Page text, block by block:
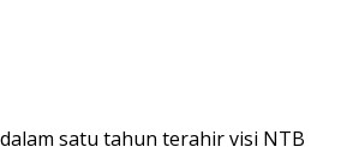
satu tahun terahir visi NTB